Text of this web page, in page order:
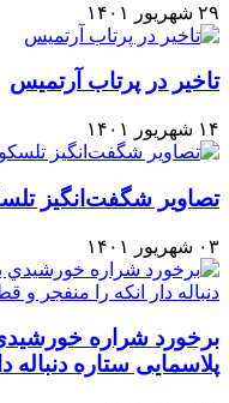
۲۹ شهریور ۱۴۰۱
تاخیر در پرتاب آرتمیس
۱۴ شهریور ۱۴۰۱
تصاویر شگفت‌انگیز
۰۳ شهریور ۱۴۰۱
برخورد شراره خورشيدي
پلاسمایی ستاره دنباله